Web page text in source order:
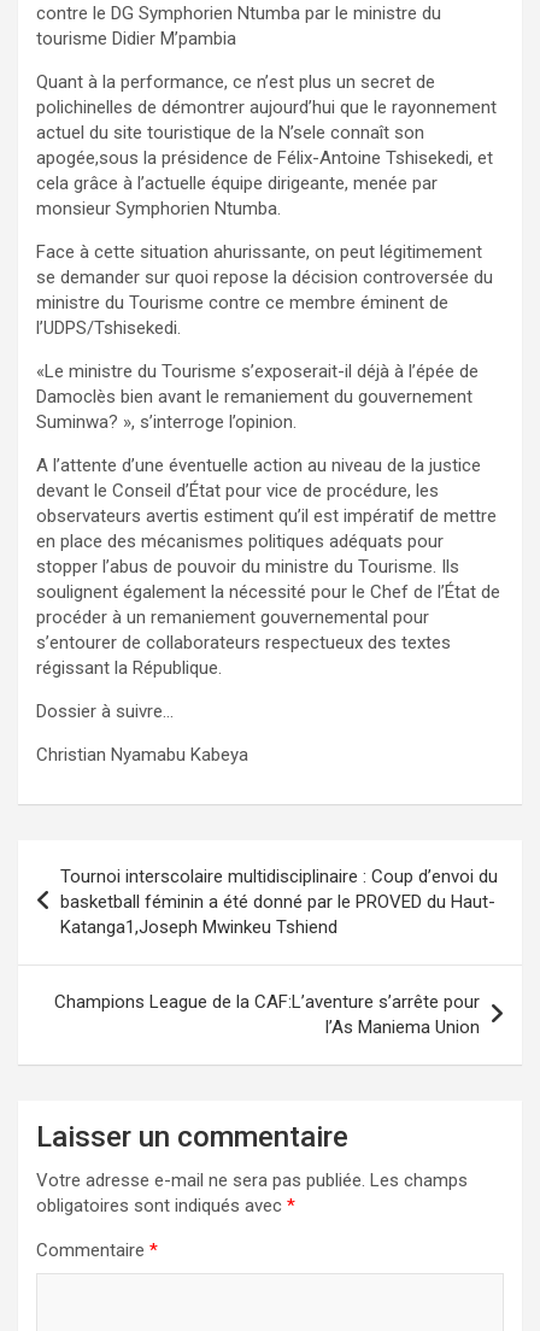
contre le DG Symphorien Ntumba par le ministre du
tourisme Didier M’pambia
Quant à la performance, ce n’est plus un secret de
polichinelles de démontrer aujourd’hui que le rayonnement
actuel du site touristique de la N’sele connaît son
apogée,sous la présidence de Félix-Antoine Tshisekedi, et
cela grâce à l’actuelle équipe dirigeante, menée par
monsieur Symphorien Ntumba.
Face à cette situation ahurissante, on peut légitimement
se demander sur quoi repose la décision controversée du
ministre du Tourisme contre ce membre éminent de
l’UDPS/Tshisekedi.
«Le ministre du Tourisme s’exposerait-il déjà à l’épée de
Damoclès bien avant le remaniement du gouvernement
Suminwa? », s’interroge l’opinion.
A l’attente d’une éventuelle action au niveau de la justice
devant le Conseil d’État pour vice de procédure, les
observateurs avertis estiment qu’il est impératif de mettre
en place des mécanismes politiques adéquats pour
stopper l’abus de pouvoir du ministre du Tourisme. Ils
soulignent également la nécessité pour le Chef de l’État de
procéder à un remaniement gouvernemental pour
s’entourer de collaborateurs respectueux des textes
régissant la République.
Dossier à suivre…
Christian Nyamabu Kabeya
de
l’article
Tournoi interscolaire multidisciplinaire : Coup d’envoi du
basketball féminin a été donné par le PROVED du Haut-
Katanga1,Joseph Mwinkeu Tshiend
Champions League de la CAF:L’aventure s’arrête pour
l’As Maniema Union
Laisser un commentaire
Votre adresse e-mail ne sera pas publiée. Les champs
obligatoires sont indiqués avec *
Commentaire *